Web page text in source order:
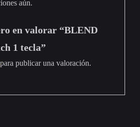
aún.
en valorar “BLEND
1 tecla”
publicar una valoración.